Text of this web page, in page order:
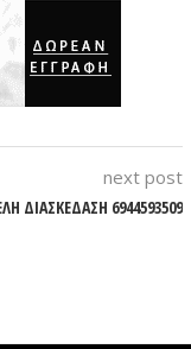
next post
ΔΙΑΣΚΕΔΑΣΗ 6944593509